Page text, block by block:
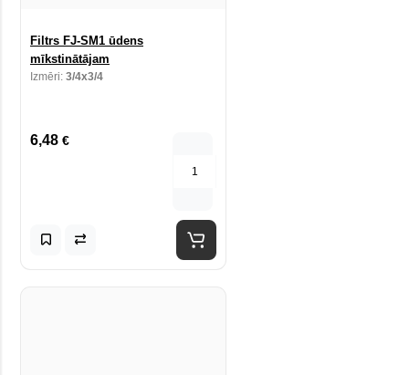
Filtrs FJ-SM1 ūdens
mīkstinātājam
Izmēri: 3/4x3/4
6,48 €